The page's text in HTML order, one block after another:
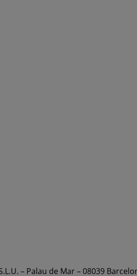
– Palau de Mar – 08039